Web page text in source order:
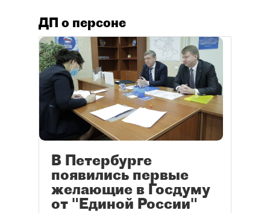
ДП о персоне
В Петербурге
появились первые
желающие в Госдуму
от "Единой России"